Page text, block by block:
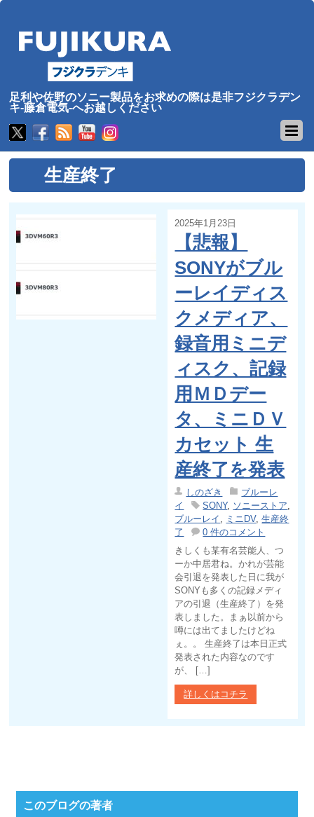
足利や佐野のソニー製品をお求めの際は是非フジクラデン
キ-藤倉電気-へお越しください
生産終了
2025年1月23日
【悲報】
SONYがブル
ーレイディス
クメディア、
録音用ミニデ
ィスク、記録
用ＭＤデー
タ、ミニＤＶ
カセット 生
産終了を発表
しのざき
ブルーレ
イ
SONY, ソニーストア
ブルーレイ
ミニDV,生産終
了
0 件のコメント
きしくも某有名芸能人、つ
ーか中居君ね。かれが芸能
会引退を発表した日に我が
SONYも多くの記録メディ
アの引退（生産終了）を発
表しました。まぁ以前から
噂には出てましたけどね
ぇ。。 生産終了は本日正式
発表された内容なのです
が、 […]
詳しくはコチラ
このブログの著者